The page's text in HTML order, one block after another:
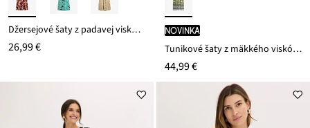
Džersejové šaty z padavej viskózy
26,99 €
novinka
Tunikové šaty z mäkkého viskózového mixu
44,99 €